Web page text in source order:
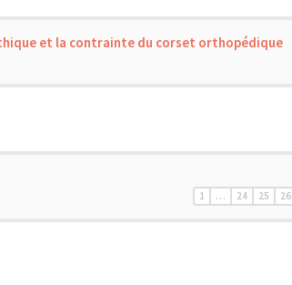
et la contrainte du corset orthopédique
1 … 24 25 26